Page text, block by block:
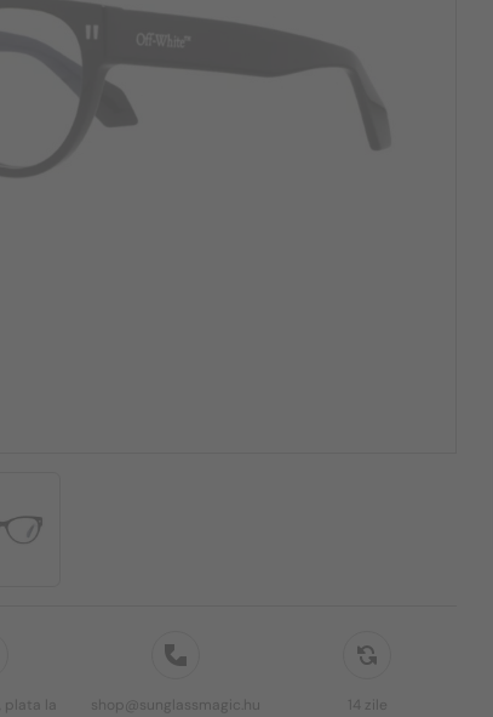
plata la
shop@sunglassmagic.hu
14 zile